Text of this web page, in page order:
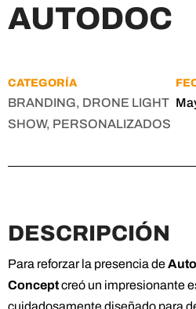
AUTODOC
CATEGORÍA
BRANDING, DRONE LIGHT
SHOW, PERSONALIZADOS
DESCRIPCIÓN
Para reforzar la presencia de
Conceptcreó un impresionante
cuidadosamente diseñado para